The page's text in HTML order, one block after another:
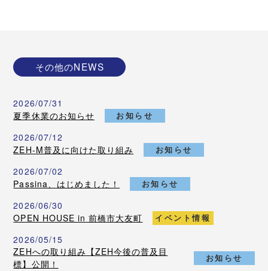
その他のNEWS
2026/07/31
夏季休業のお知らせ
お知らせ
2026/07/12
ZEH-M普及に向けた取り組み
お知らせ
2026/07/02
Passina、はじめました！
お知らせ
2026/06/30
OPEN HOUSE in 前橋市大友町
イベント情報
2026/05/15
ZEHへの取り組み【ZEH今後の普及目
標】公開！
お知らせ